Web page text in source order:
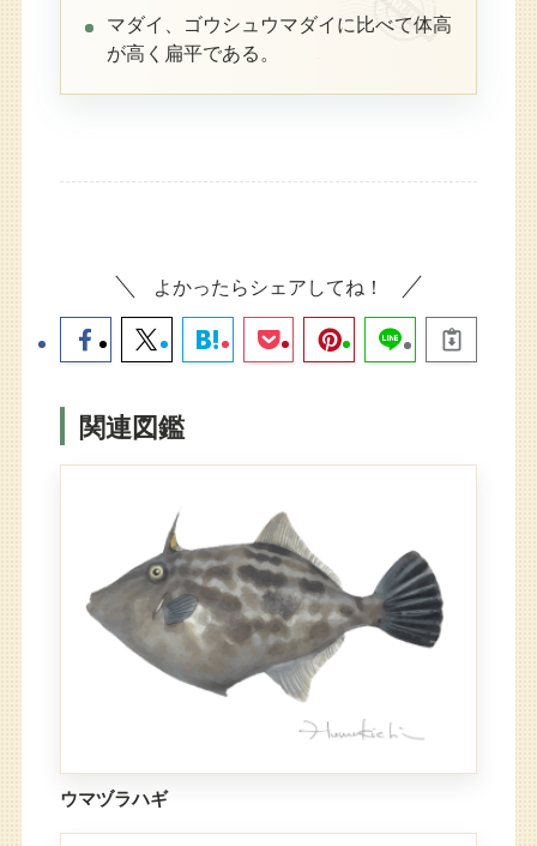
マダイ、ゴウシュウマダイに比べて体高
が高く扁平である。
よかったらシェアしてね！
関連図鑑
ウマヅラハギ